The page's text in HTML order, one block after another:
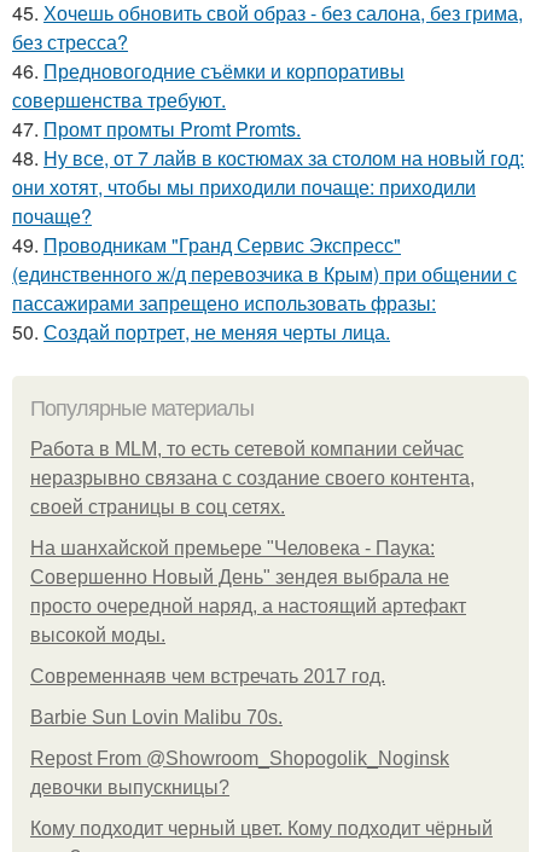
45. Хочешь обновить свой образ - без салона, без грима,
без стресса?
46. Предновогодние съёмки и корпоративы
совершенства требуют.
47. Промт промты Promt Promts.
48. Ну все, от 7 лайв в костюмах за столом на новый год:
они хотят, чтобы мы приходили почаще: приходили
почаще?
49. Проводникам "Гранд Сервис Экспресс"
(единственного ж/д перевозчика в Крым) при общении с
пассажирами запрещено использовать фразы:
50. Создай портрет, не меняя черты лица.
Популярные материалы
Работа в MLM, то есть сетевой компании сейчас
неразрывно связана с создание своего контента,
своей страницы в соц сетях.
На шанхайской премьере "Человека - Паука:
Совершенно Новый День" зендея выбрала не
просто очередной наряд, а настоящий артефакт
высокой моды.
Современнаяв чем встречать 2017 год.
Barbie Sun Lovin Malibu 70s.
Repost From @Showroom_Shopogolik_Noginsk
девочки выпускницы?
Кому подходит черный цвет. Кому подходит чёрный